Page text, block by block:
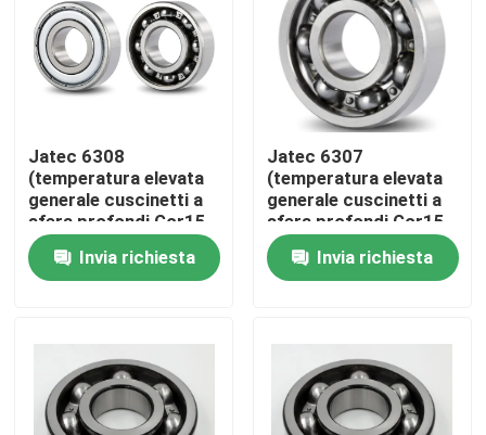
Chi siamo
Giro della fabbrica
Controllo di qualità
Contattaci
Notizia
Cuscinetto a rulli industriale
Jatec 6308
(temperatura elevata
generale cuscinetti a
sfera profondi Gcr15
40×90×23 della
scanalatura del
motore)
Invia richiesta
Jatec 6307
(temperatura elevata
generale cuscinetti a
sfera profondi Gcr15
35×80×21 della
scanalatura del
motore)
Invia richiesta